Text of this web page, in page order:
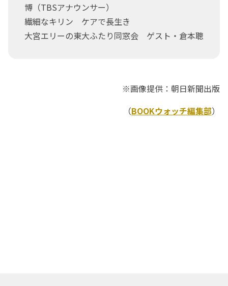
博（TBSアナウンサー）
繊細なキリン ケアで長生き
大宮エリーの東大ふたり同窓会 ゲスト・倉本聰
※画像提供：朝日新聞出版
（BOOKウォッチ編集部）